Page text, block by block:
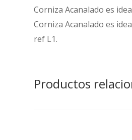
Corniza Acanalado es
Corniza Acanalado es
ref L1.
Productos